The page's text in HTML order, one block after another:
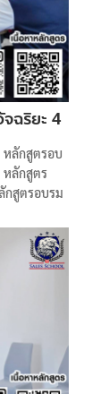
ฉริยะ 4
หลักสูตรอบ
หลักสูตร
กสูตรอบรม